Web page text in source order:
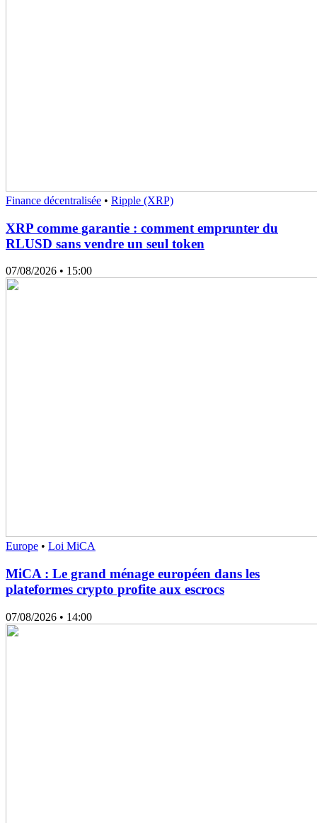
Finance décentralisée • Ripple (XRP)
XRP comme garantie : comment emprunter du
RLUSD sans vendre un seul token
07/08/2026 • 15:00
Europe • Loi MiCA
MiCA : Le grand ménage européen dans les
plateformes crypto profite aux escrocs
07/08/2026 • 14:00